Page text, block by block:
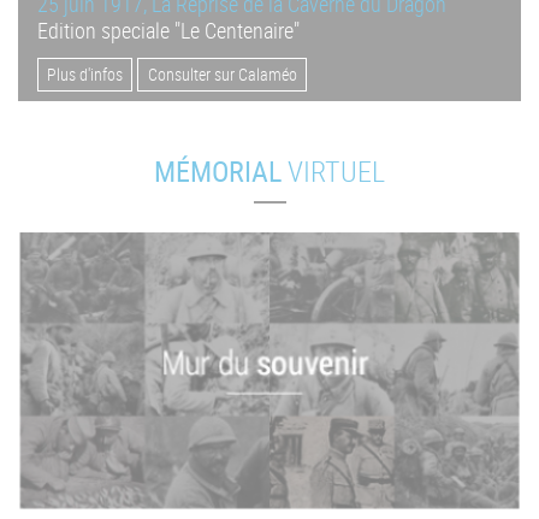
Edition speciale "Le Centenaire"
Plus d'infos Consulter sur Calaméo
MÉMORIALVIRTUEL